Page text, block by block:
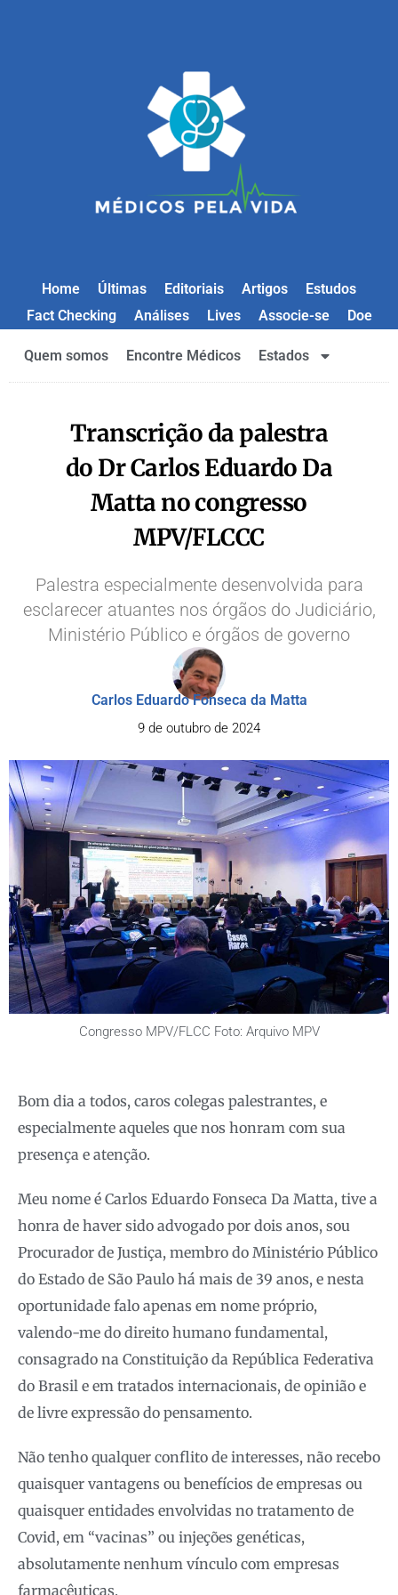
Home Últimas Editoriais Artigos
Estudos
Fact Checking
Análises Lives Associe-se Doe
Quem somos Encontre Médicos Estados
Transcrição da palestra
do Dr Carlos Eduardo Da
Matta no congresso
MPV/FLCCC
Palestra especialmente desenvolvida para
esclarecer atuantes nos órgãos do Judiciário,
Ministério Público e órgãos de governo
Carlos Eduardo Fonseca da Matta
9 de outubro de 2024
Congresso MPV/FLCC Foto: Arquivo MPV
Bom dia a todos, caros colegas palestrantes, e
especialmente aqueles que nos honram com sua
presença e atenção.
Meu nome é Carlos Eduardo Fonseca Da Matta, tive a
honra de haver sido advogado por dois anos, sou
Procurador de Justiça, membro do Ministério Público
do Estado de São Paulo há mais de 39 anos, e nesta
oportunidade falo apenas em nome próprio,
valendo-me do direito humano fundamental,
consagrado na Constituição da República Federativa
do Brasil e em tratados internacionais, de opinião e
de livre expressão do pensamento.
Não tenho qualquer conflito de interesses, não recebo
quaisquer vantagens ou benefícios de empresas ou
quaisquer entidades envolvidas no tratamento de
Covid, em “vacinas” ou injeções genéticas,
absolutamente nenhum vínculo com empresas
farmacêuticas.